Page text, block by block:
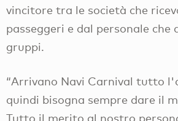
vincitore tra le società che
passeggeri e dal personale che
gruppi.
“Arrivano Navi Carnival tutto
quindi bisogna sempre dare il
Tutto il merito al nostro